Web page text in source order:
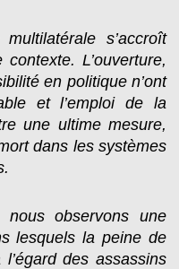
s’accroît
L’ouverture,
en politique n’ont
et l’emploi de la
une ultime mesure,
dans les systèmes
nous observons une
lesquels la peine de
des assassins